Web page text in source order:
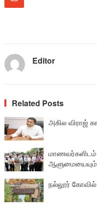
Editor
Related Posts
அகில விராஜ்
நல்லூர் கோவில்